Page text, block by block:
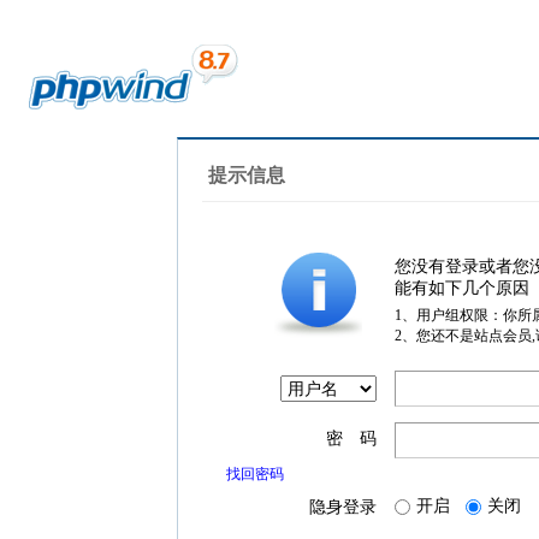
提示信息
您没有登录或者您
能有如下几个原因
1、用户组权限：你所
2、您还不是站点会员
密 码
找回密码
隐身登录 开启 关闭